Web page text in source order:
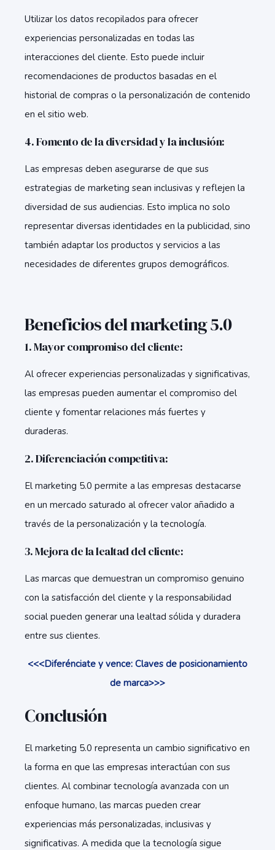
Utilizar los datos recopilados para ofrecer
experiencias personalizadas en todas las
interacciones del cliente. Esto puede incluir
recomendaciones de productos basadas en el
historial de compras o la personalización de contenido
en el sitio web.
4. Fomento de la diversidad y la inclusión:
Las empresas deben asegurarse de que sus
estrategias de marketing sean inclusivas y reflejen la
diversidad de sus audiencias. Esto implica no solo
representar diversas identidades en la publicidad, sino
también adaptar los productos y servicios a las
necesidades de diferentes grupos demográficos.
Beneficios del marketing 5.0
1. Mayor compromiso del cliente:
Al ofrecer experiencias personalizadas y significativas,
las empresas pueden aumentar el compromiso del
cliente y fomentar relaciones más fuertes y
duraderas.
2. Diferenciación competitiva:
El marketing 5.0 permite a las empresas destacarse
en un mercado saturado al ofrecer valor añadido a
través de la personalización y la tecnología.
3. Mejora de la lealtad del cliente:
Las marcas que demuestran un compromiso genuino
con la satisfacción del cliente y la responsabilidad
social pueden generar una lealtad sólida y duradera
entre sus clientes.
<<<Diferénciate y vence: Claves de posicionamiento
de marca>>>
Conclusión
El marketing 5.0 representa un cambio significativo en
la forma en que las empresas interactúan con sus
clientes. Al combinar tecnología avanzada con un
enfoque humano, las marcas pueden crear
experiencias más personalizadas, inclusivas y
significativas. A medida que la tecnología sigue